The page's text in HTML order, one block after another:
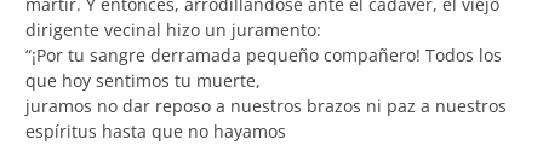
dirigente vecinal hizo un juramento:
“¡Por tu sangre derramada pequeño compañero! Todos los
que hoy sentimos tu muerte,
juramos no dar reposo a nuestros brazos ni paz a nuestros
espíritus hasta que no hayamos